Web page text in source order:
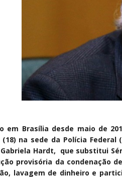
em Brasília desde maio de
(18) na sede da Polícia
Gabriela Hardt, que substitui
provisória da condenação
lavagem de dinheiro e